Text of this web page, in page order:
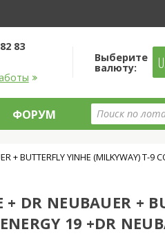
83
Выберите
валюту:
ФОРУМ
+ BUTTERFLY YINHE (MILKYWAY) T-9
+ DR NEUBAUER +
19 +DR